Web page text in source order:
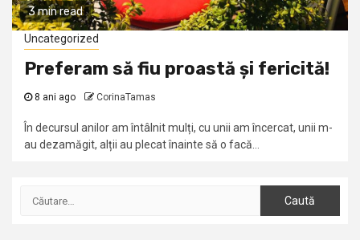
3 min read
Uncategorized
Preferam să fiu proastă și fericită!
8 ani ago CorinaTamas
În decursul anilor am întâlnit mulți, cu unii am încercat, unii m-
au dezamăgit, alții au plecat înainte să o facă...